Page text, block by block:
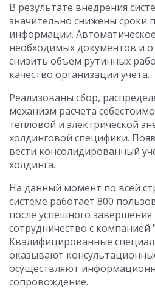
В результате внедрения
значительно снижены сроки
информации.
необходимых документов и
снизить объем рутинных
качество организации учета.
Реализованы сбор,
механизм расчета
тепловой и электрической
холдинговой специфики.
вести консолидированный
холдинга.
На данный момент по всей
системе работает 800
после успешного
сотрудничество с компанией
Квалифицированные
оказывают
осуществляют
сопровождение.